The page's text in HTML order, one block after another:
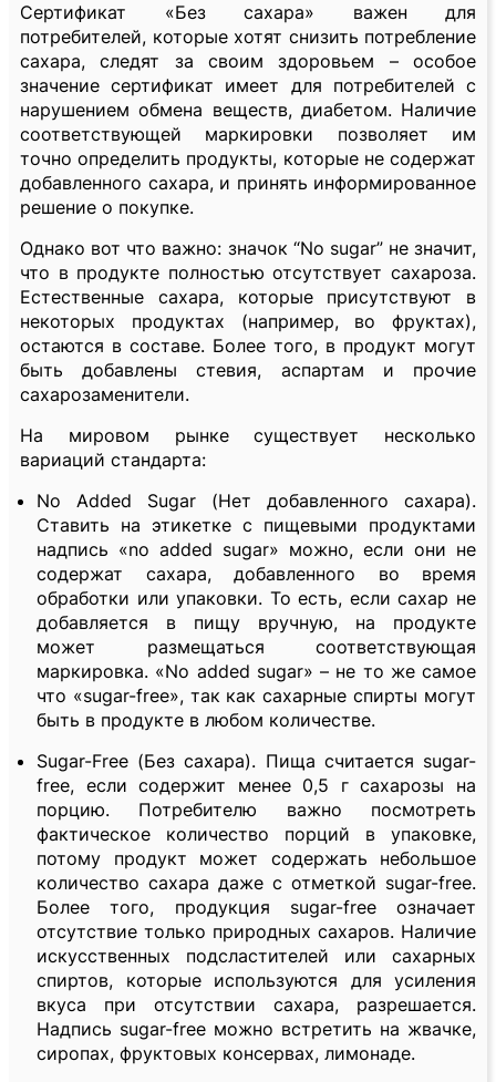
Сертификат «Без сахара» важен для
потребителей, которые хотят снизить потребление
сахара, следят за своим здоровьем – особое
значение сертификат имеет для потребителей с
нарушением обмена веществ, диабетом. Наличие
соответствующей маркировки позволяет им
точно определить продукты, которые не содержат
добавленного сахара, и принять информированное
решение о покупке.
Однако вот что важно: значок “No sugar” не значит,
что в продукте полностью отсутствует сахароза.
Естественные сахара, которые присутствуют в
некоторых продуктах (например, во фруктах),
остаются в составе. Более того, в продукт могут
быть добавлены стевия, аспартам и прочие
сахарозаменители.
На мировом рынке существует несколько
вариаций стандарта:
No Added Sugar (Нет добавленного сахара).
Ставить на этикетке с пищевыми продуктами
надпись «no added sugar» можно, если они не
содержат сахара, добавленного во время
обработки или упаковки. То есть, если сахар не
добавляется в пищу вручную, на продукте
может размещаться соответствующая
маркировка. «No added sugar» – не то же самое
что «sugar-free», так как сахарные спирты могут
быть в продукте в любом количестве.
Sugar-Free (Без сахара). Пища считается sugar-
free, если содержит менее 0,5 г сахарозы на
порцию. Потребителю важно посмотреть
фактическое количество порций в упаковке,
потому продукт может содержать небольшое
количество сахара даже с отметкой sugar-free.
Более того, продукция sugar-free означает
отсутствие только природных сахаров. Наличие
искусственных подсластителей или сахарных
спиртов, которые используются для усиления
вкуса при отсутствии сахара, разрешается.
Надпись sugar-free можно встретить на жвачке,
сиропах, фруктовых консервах, лимонаде.